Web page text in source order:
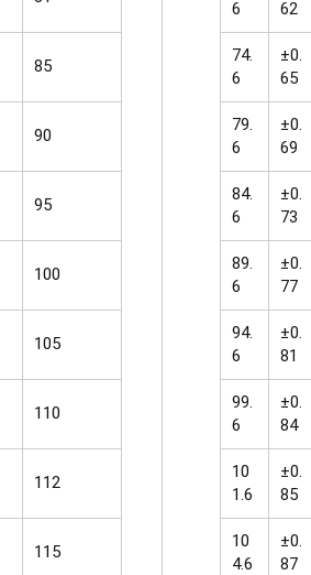
6 62
85
74.
6
±0.
65
90
79.
6
±0.
69
95
84.
6
±0.
73
100
89.
6
±0.
77
105
94.
6
±0.
81
110
99.
6
±0.
84
112
10
1.6
±0.
85
115
10
4.6
±0.
87